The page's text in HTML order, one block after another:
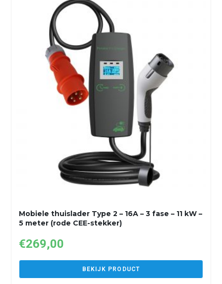
Mobiele thuislader Type 2 – 16A – 3 fase – 11 kW –
5 meter (rode CEE-stekker)
€269,00
BEKIJK PRODUCT